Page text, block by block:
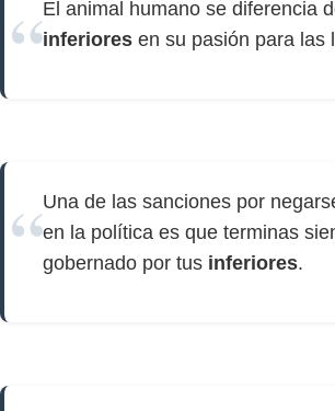
El animal humano se diferencia
inferiores en su pasión para las
Una de las sanciones por
en la política es que terminas
gobernado por tus inferiores.